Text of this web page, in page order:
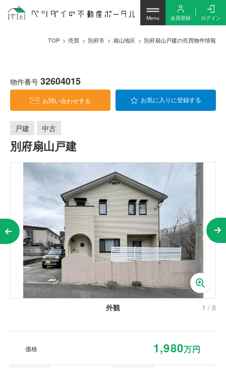
Menu 会員登録 ログイン
TOP 売買 別府市 扇山地区 別府扇山戸建の売買物件情報
戸建 中古
別府扇山戸建
物件番号 32604015
お問い合わせする お気に入りに登録する
外観 1 / 8
価格 1,980万円